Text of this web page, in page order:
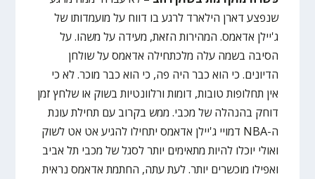
שנפצע דארן הילארד לרגע בו דווח על מועמדותו של
ג'יילן אדאמס. המהירות הזאת, מעידה על משהו. על
הסיבה בשמה עלה מלכתחילה אדאמס על שולחן
הדיונים. כי הוא כבר היה פה, כי הוא כבר מוכר. לא כי
אין תחלופות טובות, דומות ורלוונטיות בשוק או שלחץ זמן
דוחק בהנהלה של מכבי. ממש בקרוב עם תחילת עונת
ה-NBA דמויי ג'יילן אדאמס יתחילו להגיע אט אט לשוק
ואולי יוכלו להיות מתאימים יותר לסגל של מכבי תל אביב
ואפילו מוכשרים יותר. לעת עתה, החתמת אדאמס נראית